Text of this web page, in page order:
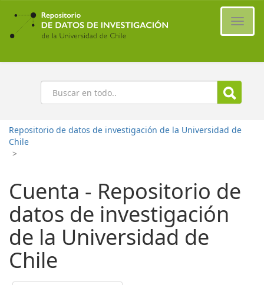
Ir
contenido
principal
Buscar
Repositorio de datos de investigación de la Universidad de
Chile
>
Cuenta - Repositorio de
datos de investigación
de la Universidad de
Chile